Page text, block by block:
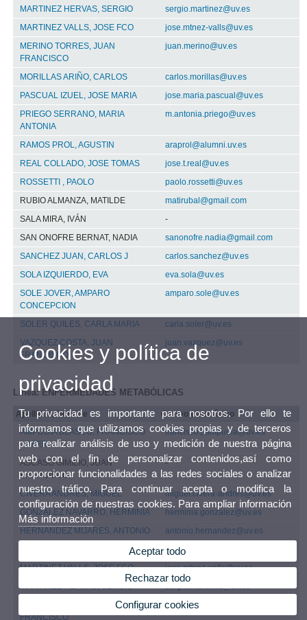
MARTINEZ HERVAS, SERGIO
sergio.martinez@uv.es
MARTINEZ VALLS, JOSE FCO
jose.mtnez-valls@uv.es
MERINO TORRES, JUAN
FRANCISCO
juan.merino@uv.es
MORILLAS ARIÑO, CARLOS
carlos.morillas@uv.es
PASCUAL IZUEL, JOSE MARIA
jose.maria.pascual@uv.es
PRIEGO SERRANO, MARIA
ANTONIA
m.antonia.priego@uv.es
RAMOS PROL, AGUSTIN
araprol@alumni.uv.es
REAL COLLADO, JOSE TOMAS
jose.t.real@uv.es
ROSSETTI , PAOLO
paolo.rossetti@uv.es
RUBIO ALMANZA, MATILDE
matirubal@gmail.com
SALA MIRA, IVÁN
-
SAN ONOFRE BERNAT, NADIA
sanonofre.nadia@gmail.com
SANCHEZ JUAN, CARLOS J
carlos.sanchez@uv.es
SOLA IZQUIERDO, EVA
eva.sola@uv.es
SOLE JOVER, AMPARO
CONCEPCION
amparo.sole@uv.es
SOLER QUILES, CARLA MARIA
carla.soler@uv.es
VAZQUEZ COSTA, JUAN
FRANCISCO
juan.vazquez@uv.es
Línea: ENFERMEDADES METABÓLICAS
Apellidos, Nombre
Correo electrónico
AMPUDIA BLASCO, FRANCISCO
JAVIER
francisco.j.ampudia@uv.es
ASCASO GIMILIO, JUAN
FRANCISCO
-
CIVERA ANDRES, MIGUEL
miguel.civera-andres@uv.es
GONZALEZ NAVARRO, HERMINIA
herminia.gonzalez@uv.es
HERNANDEZ MIJARES, ANTONIO
antonio.hernandez@uv.es
elena.jimenez@uv.es
MARTINEZ VALLS, JOSE FCO
jose.mtnez-valls@uv.es
MARTINEZ HERVAS, SERGIO
sergio.martinez@uv.es
MERINO TORRES, JUAN
FRANCISCO
juan.merino@uv.es
Cookies y política de
privacidad
Tu privacidad es importante para nosotros. Por ello te
informamos que utilizamos cookies propias y de terceros
para realizar análisis de uso y medición de nuestra página
web con el fin de personalizar contenidos,así como
proporcionar funcionalidades a las redes sociales o analizar
nuestro tráfico. Para continuar acepta o modifica la
configuración de nuestras cookies. Para ampliar información
Más información
Aceptar todo
Rechazar todo
Configurar cookies